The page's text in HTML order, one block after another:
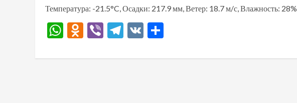
Температура: -21.5°C, Осадки: 217.9 мм, Ветер: 18.7 м/с, Влажность: 28%
WhatsApp
Odnoklassniki
ViberTelegram
VK